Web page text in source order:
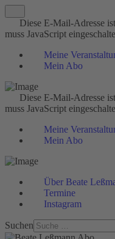
Diese E-Mail-Adresse
muss JavaScript
Meine
Mein Abo
Diese E-Mail-Adresse
muss JavaScript
Meine
Mein Abo
Über Beate
Termine
Instagram
Suchen